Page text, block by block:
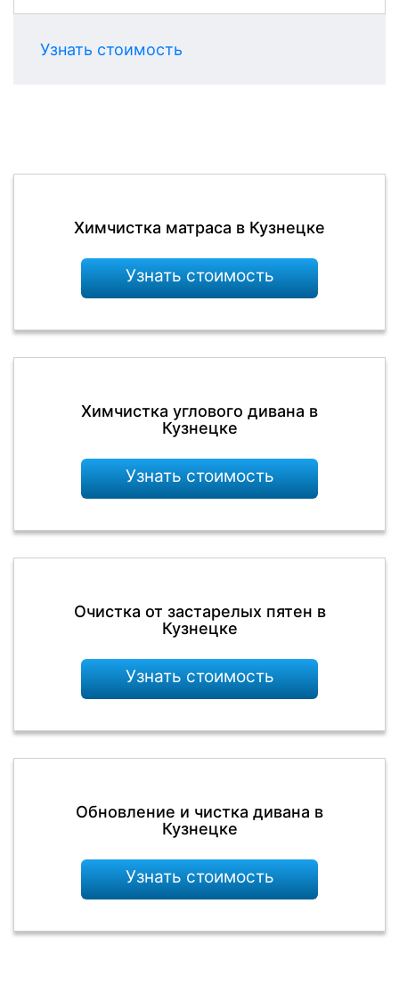
Узнать стоимость
Химчистка матраса в Кузнецке
Узнать стоимость
Химчистка углового дивана в
Кузнецке
Узнать стоимость
Очистка от застарелых пятен в
Кузнецке
Узнать стоимость
Обновление и чистка дивана в
Кузнецке
Узнать стоимость